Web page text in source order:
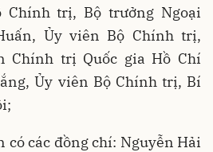
Chính trị, Bộ trưởng Ngoại
Ủy viên Bộ Chính trị,
Chính trị Quốc gia Hồ Chí
Ủy viên Bộ Chính trị, Bí
có các đồng chí: Nguyễn Hải